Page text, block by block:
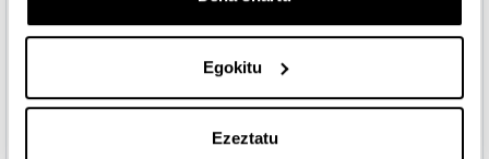
Egokitu
Ezeztatu
LECTURAS RECOMENDADAS